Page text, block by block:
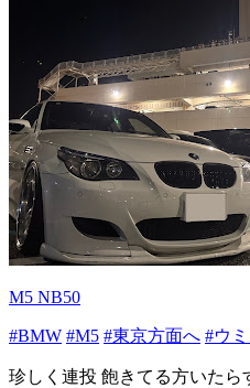
M5 NB50
#BMW #M5 #東京方面へ #ウ
珍しく連投 飽きてる方いた